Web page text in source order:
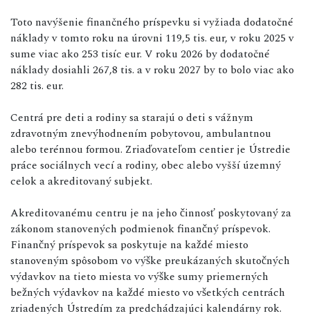
Toto navýšenie finančného príspevku si vyžiada dodatočné
náklady v tomto roku na úrovni 119,5 tis. eur, v roku 2025 v
sume viac ako 253 tisíc eur. V roku 2026 by dodatočné
náklady dosiahli 267,8 tis. a v roku 2027 by to bolo viac ako
282 tis. eur.
Centrá pre deti a rodiny sa starajú o deti s vážnym
zdravotným znevýhodnením pobytovou, ambulantnou
alebo terénnou formou. Zriaďovateľom centier je Ústredie
práce sociálnych vecí a rodiny, obec alebo vyšší územný
celok a akreditovaný subjekt.
Akreditovanému centru je na jeho činnosť poskytovaný za
zákonom stanovených podmienok finančný príspevok.
Finančný príspevok sa poskytuje na každé miesto
stanoveným spôsobom vo výške preukázaných skutočných
výdavkov na tieto miesta vo výške sumy priemerných
bežných výdavkov na každé miesto vo všetkých centrách
zriadených Ústredím za predchádzajúci kalendárny rok.